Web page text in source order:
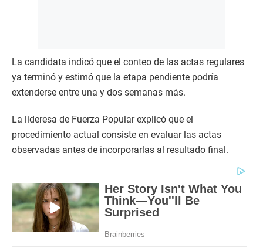
La candidata indicó que el conteo de las actas regulares
ya terminó y estimó que la etapa pendiente podría
extenderse entre una y dos semanas más.
La lideresa de Fuerza Popular explicó que el
procedimiento actual consiste en evaluar las actas
observadas antes de incorporarlas al resultado final.